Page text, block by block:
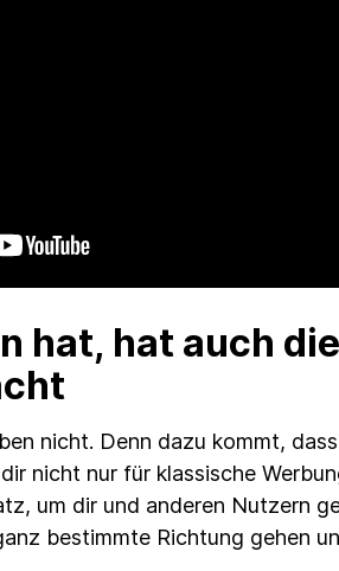
hat, hat auch die
nicht. Denn dazu kommt,
nicht nur für klassische
um dir und anderen Nutzern
bestimmte Richtung gehen